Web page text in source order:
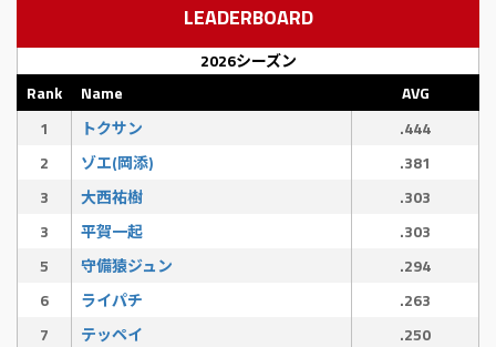
LEADERBOARD
2026シーズン
Rank
Name
AVG
1
トクサン
.444
2
ゾエ(岡添)
.381
3
大西祐樹
.303
3
平賀一起
.303
5
守備猿ジュン
.294
6
ライパチ
.263
7
テッペイ
.250